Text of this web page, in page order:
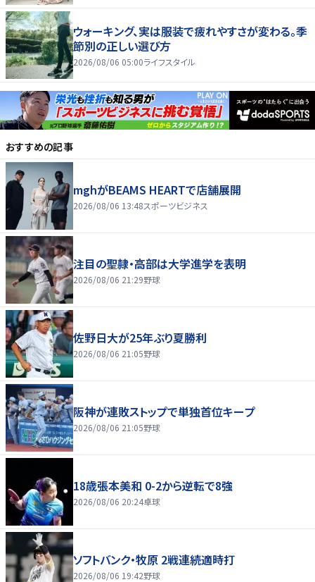
ウォーキング、実は服装で疲れやすさが変わる。季
節別の正しい選び方
2026/08/06 05:00ライフスタイル
おすすめの記事
mghがBEAMS HEARTで店舗展開
2026/08/06 13:48スポーツビジネス
注目の聖隷・高部は大学進学を表明
2026/08/06 21:29野球
佐野日大が25年ぶり夏勝利
2026/08/06 21:05野球
阪神が連敗ストップで単独首位キープ
2026/08/06 21:05野球
18歳張本美和 0-2から逆転で8強
2026/08/06 20:24卓球
ソフトバンク・牧原 2戦連続適時打
2026/08/06 19:42野球